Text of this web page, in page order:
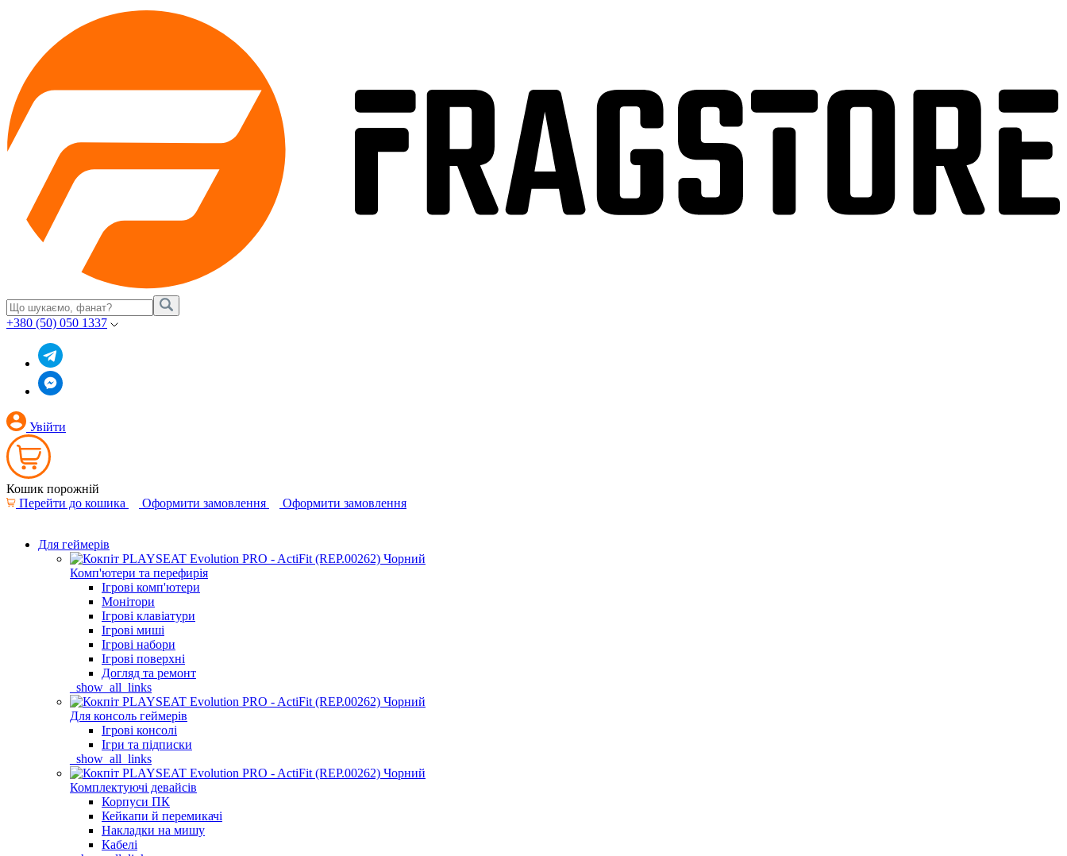
+380 (50) 050 1337
Увійти
Кошик порожній
Перейти до кошика
Оформити замовлення Оформити замовлення
Для геймерів
Комп'ютери та перефирія
Ігрові комп'ютери
Монітори
Ігрові клавіатури
Ігрові миші
Ігрові набори
Ігрові поверхні
Догляд та ремонт
_show_all_links
Для консоль геймерів
Ігрові консолі
Ігри та підписки
_show_all_links
Комплектуючі девайсів
Корпуси ПК
Кейкапи й перемикачі
Накладки на мишу
Кабелі